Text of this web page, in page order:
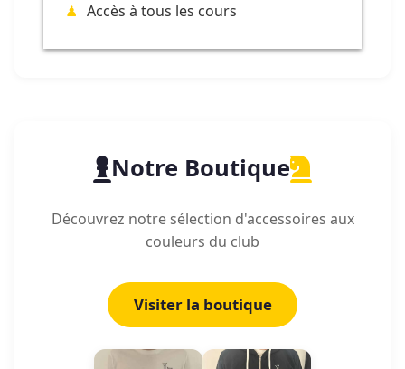
Accès à tous les cours
Notre Boutique
Découvrez notre sélection d'accessoires aux
couleurs du club
Visiter la boutique